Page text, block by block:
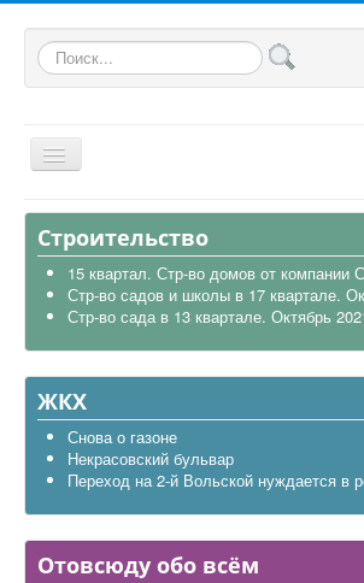
Искать...
Общая
В районе
Строительство
Транспорт
Экология
Политика
Офицеры России
Дела школьные
Строительство
15 квартал. Стр-во домов от компании
Стр-во садов и школы в 17 квартале.
Стр-во сада в 13 квартале. Октябрь
ЖКХ
Снова о газоне
Некрасовский бульвар
Переход на 2-й Вольской нуждается в
Отовсюду обо всём